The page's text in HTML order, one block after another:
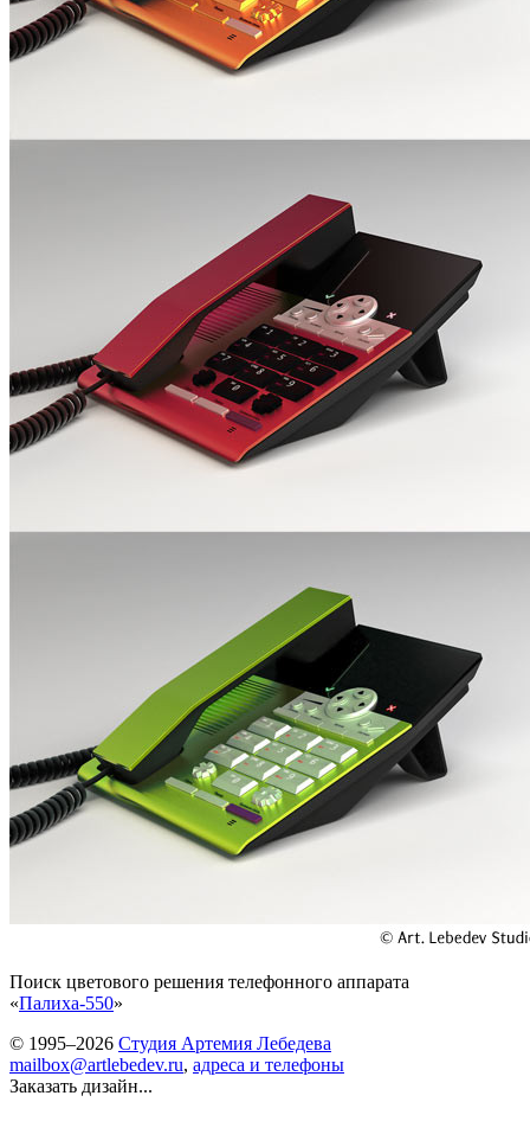
Поиск цветового решения телефонного аппарата
«Палиха-550»
© 1995–2026 Студия Артемия Лебедева
mailbox@artlebedev.ru, адреса и телефоны
Заказать дизайн...